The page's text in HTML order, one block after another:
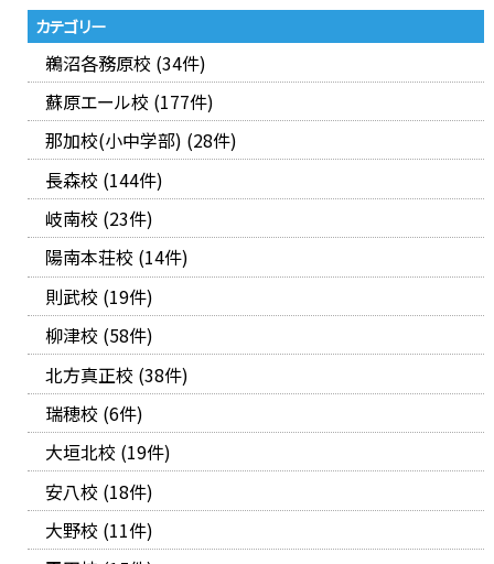
カテゴリー
鵜沼各務原校 (34件)
蘇原エール校 (177件)
那加校(小中学部) (28件)
長森校 (144件)
岐南校 (23件)
陽南本荘校 (14件)
則武校 (19件)
柳津校 (58件)
北方真正校 (38件)
瑞穂校 (6件)
大垣北校 (19件)
安八校 (18件)
大野校 (11件)